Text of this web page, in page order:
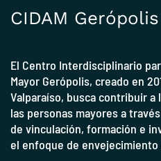
CIDAM
El Centro Interdisciplinario
Mayor Gerópolis, creado en
Valparaíso, busca contribuir a
las personas mayores a
de vinculación, formación e
el enfoque de envejecimiento